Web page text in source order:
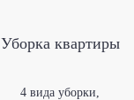
Уборка квартиры
4 вида уборки,